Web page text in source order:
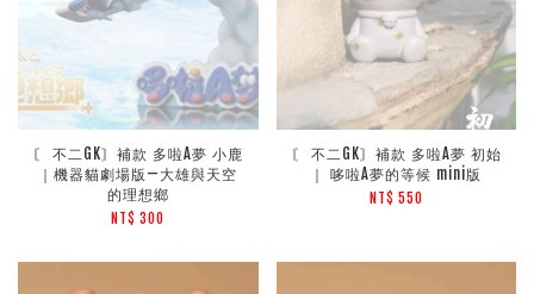
〘 不二GK〙補款 多啦A夢 小鹿
｜機器貓劇場版—大雄與天空
的理想鄉
NT$ 300
〘 不二GK〙補款 多啦A夢 初始
｜ 哆啦A夢的等候 mini版
NT$ 550